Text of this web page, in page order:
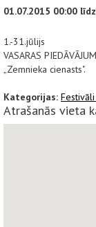
01.07.2015 00:00
1.-31.jūlijs
VASARAS
„Zemnieka cienasts".
Kategorijas:
Atrašanās vieta